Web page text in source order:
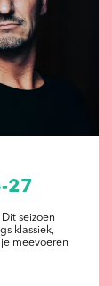
27
seizoen
klassiek,
meevoeren